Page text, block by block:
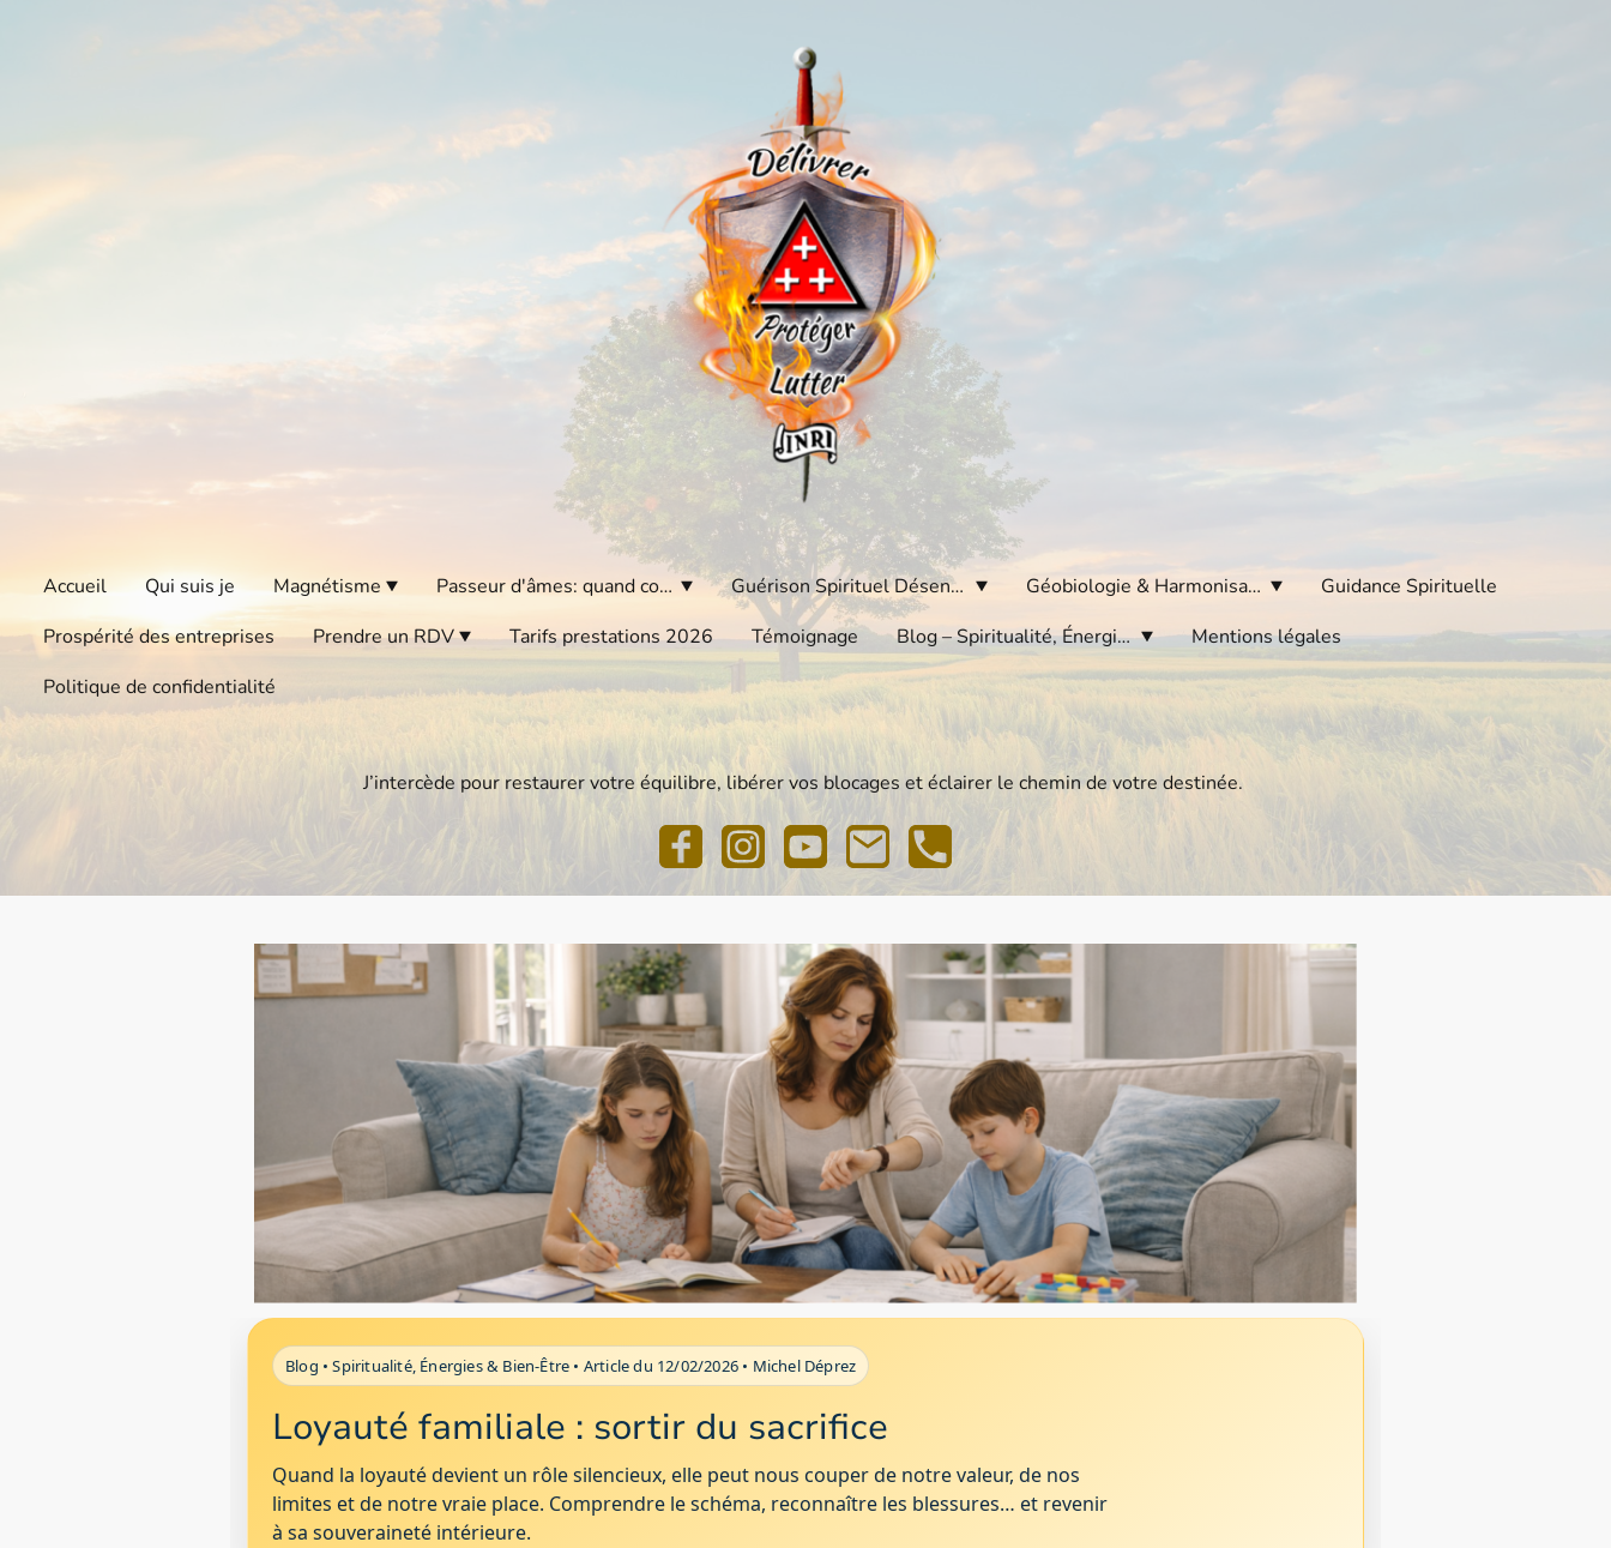
Accueil Qui suis je Magnétisme Passeur d'âmes: quand consulter Guérison Spirituel Désenvoûtement Géobiologie & Harmonisation des Lieux
Guidance Spirituelle
Prospérité des entreprises
Prendre un RDV Tarifs prestations 2026 Témoignage Blog – Spiritualité, Énergies & Bien-Être
Mentions légales
Politique de confidentialité
J’intercède pour restaurer votre équilibre, libérer vos blocages et éclairer le chemin de votre destinée.
Blog • Spiritualité, Énergies & Bien-Être • Article du 12/02/2026 • Michel Déprez
Loyauté familiale : sortir du sacrifice
Quand la loyauté devient un rôle silencieux, elle peut nous couper de notre valeur, de nos
limites et de notre vraie place. Comprendre le schéma, reconnaître les blessures… et revenir
à sa souveraineté intérieure.